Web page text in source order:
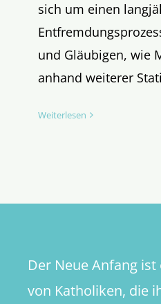
sich um einen
und Gläubigen, wie
anhand weiterer
Weiterlesen
Der Neue Anfang
von Katholiken, die